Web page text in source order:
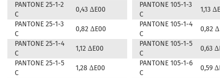
PANTONE 25-1-2
C
0,43 ∆E00
PANTONE 105-1-3
C
1,13
PANTONE 25-1-3
C
0,82 ∆E00
PANTONE 105-1-4
C
0,82
PANTONE 25-1-4
C
1,12 ∆E00
PANTONE 105-1-5
C
0,63
PANTONE 25-1-5
C
1,28 ∆E00
PANTONE 105-1-6
C
0,59